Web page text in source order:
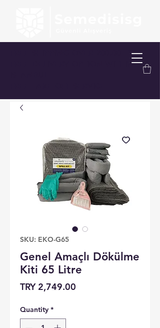
FREE SHIPPING OVER 200.00 TL
FREE DELIVERY OPTION WITHIN
SKU: EKO-G65
Genel Amaçlı Dökülme
Kiti 65 Litre
TRY 2,749.00
Quantity *